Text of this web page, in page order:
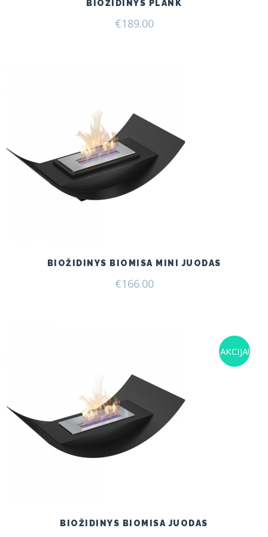
BIOŽIDINYS PLANK
€189.00
BIOŽIDINYS BIOMISA MINI JUODAS
€166.00
AKCIJA!
BIOŽIDINYS BIOMISA JUODAS